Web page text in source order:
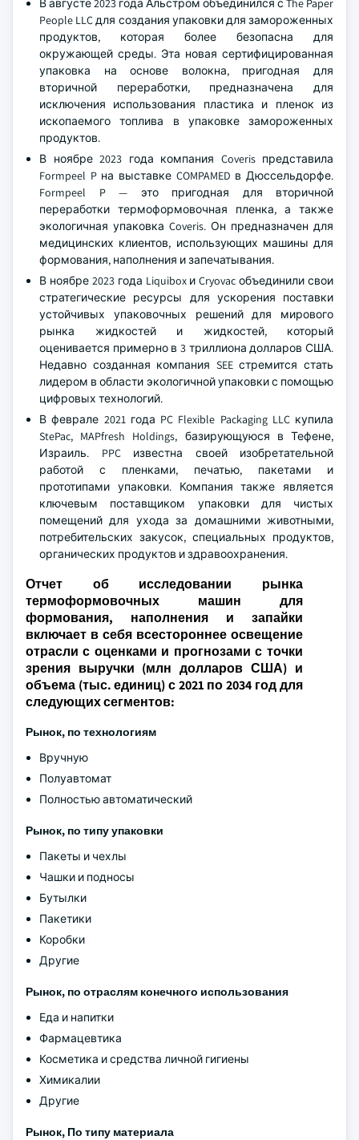
В августе 2023 года Альстром объединился с The Paper
People LLC для создания упаковки для замороженных
продуктов, которая более безопасна для
окружающей среды. Эта новая сертифицированная
упаковка на основе волокна, пригодная для
вторичной переработки, предназначена для
исключения использования пластика и пленок из
ископаемого топлива в упаковке замороженных
продуктов.
В ноябре 2023 года компания Coveris представила
Formpeel P на выставке COMPAMED в Дюссельдорфе.
Formpeel P — это пригодная для вторичной
переработки термоформовочная пленка, а также
экологичная упаковка Coveris. Он предназначен для
медицинских клиентов, использующих машины для
формования, наполнения и запечатывания.
В ноябре 2023 года Liquibox и Cryovac объединили свои
стратегические ресурсы для ускорения поставки
устойчивых упаковочных решений для мирового
рынка жидкостей и жидкостей, который
оценивается примерно в 3 триллиона долларов США.
Недавно созданная компания SEE стремится стать
лидером в области экологичной упаковки с помощью
цифровых технологий.
В феврале 2021 года PC Flexible Packaging LLC купила
StePac, MAPfresh Holdings, базирующуюся в Тефене,
Израиль. PPC известна своей изобретательной
работой с пленками, печатью, пакетами и
прототипами упаковки. Компания также является
ключевым поставщиком упаковки для чистых
помещений для ухода за домашними животными,
потребительских закусок, специальных продуктов,
органических продуктов и здравоохранения.
Отчет об исследовании рынка
термоформовочных машин для
формования, наполнения и запайки
включает в себя всестороннее освещение
отрасли с оценками и прогнозами с точки
зрения выручки (млн долларов США) и
объема (тыс. единиц) с 2021 по 2034 год для
следующих сегментов:
Рынок, по технологиям
Вручную
Полуавтомат
Полностью автоматический
Рынок, по типу упаковки
Пакеты и чехлы
Чашки и подносы
Бутылки
Пакетики
Коробки
Другие
Рынок, по отраслям конечного использования
Еда и напитки
Фармацевтика
Косметика и средства личной гигиены
Химикалии
Другие
Рынок, По типу материала